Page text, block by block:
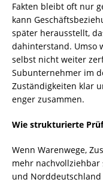
Fakten bleibt oft nur
kann
später herausstellt,
dahinterstand. Umso
selbst nicht weiter
Subunternehmer im
Zuständigkeiten klar
enger zusammen.
Wie strukturierte
Wenn Warenwege,
mehr nachvollziehbar
und